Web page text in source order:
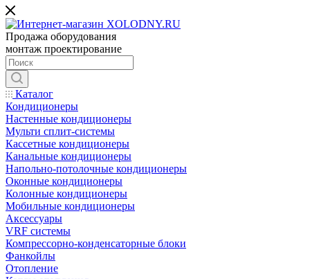
Продажа оборудования
монтаж проектирование
Каталог
Кондиционеры
Настенные кондиционеры
Мульти сплит-системы
Кассетные кондиционеры
Канальные кондиционеры
Напольно-потолочные кондиционеры
Оконные кондиционеры
Колонные кондиционеры
Мобильные кондиционеры
Аксессуары
VRF системы
Компрессорно-конденсаторные блоки
Фанкойлы
Отопление